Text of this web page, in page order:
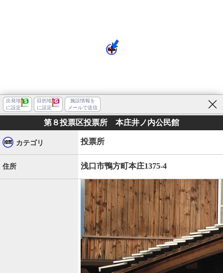
浅口市鴨方町本庄
出発地
に設定
目的地
に設定
施設情報を
メールで送信
第８投票区投票所 本庄井ノ内公民館
カテゴリ 投票所
住所 浅口市鴨方町本庄1375-4